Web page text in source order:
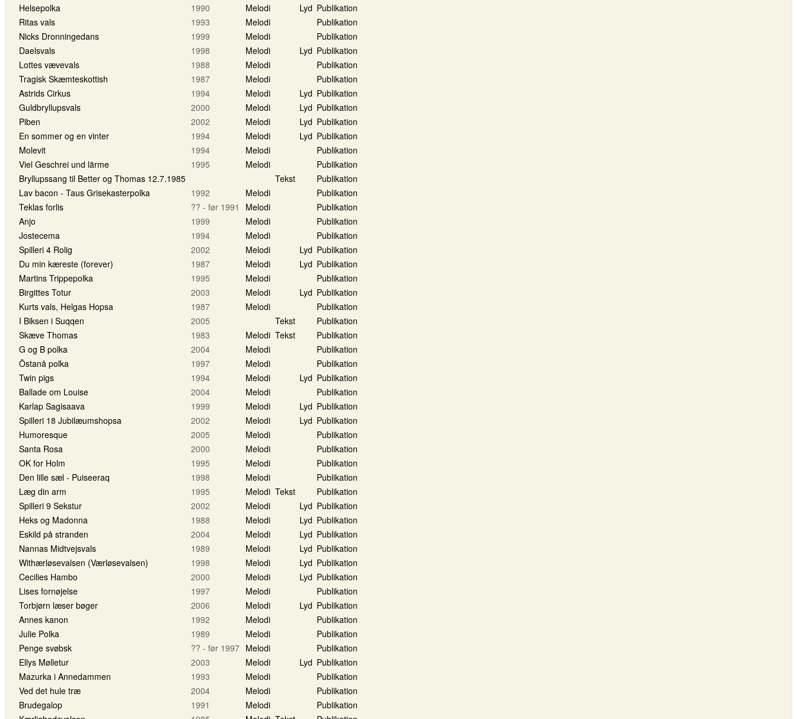
Helsepolka
1990 Melodi Lyd Publikation
Ritas vals
1993 Melodi
Publikation
Nicks Dronningedans
1999 Melodi
Publikation
Daelsvals
1998 Melodi Lyd Publikation
Lottes vævevals
1988 Melodi
Publikation
Tragisk Skæmteskottish
1987 Melodi
Publikation
Astrids Cirkus
1994 Melodi Lyd Publikation
Guldbryllupsvals
2000 Melodi Lyd Publikation
Piben
2002 Melodi Lyd Publikation
En sommer og en vinter
1994 Melodi Lyd Publikation
Molevit
1994 Melodi
Publikation
Viel Geschrei und lärme
1995 Melodi
Publikation
Bryllupssang til Better og Thomas 12.7.1985
Tekst
Publikation
Lav bacon - Taus Grisekasterpolka
1992 Melodi
Publikation
Teklas forlis
?? - før 1991 Melodi
Publikation
Anjo
1999 Melodi
Publikation
Jostecema
1994 Melodi
Publikation
Spilleri 4 Rolig
2002 Melodi Lyd Publikation
Du min kæreste (forever)
1987 Melodi Lyd Publikation
Martins Trippepolka
1995 Melodi
Publikation
Birgittes Totur
2003 Melodi Lyd Publikation
Kurts vals, Helgas Hopsa
1987 Melodi
Publikation
I Biksen i Suqqen
2005 Tekst
Publikation
Skæve Thomas
1983 Melodi Tekst
Publikation
G og B polka
2004 Melodi
Publikation
Östanå polka
1997 Melodi
Publikation
Twin pigs
1994 Melodi Lyd Publikation
Ballade om Louise
2004 Melodi
Publikation
Karlap Sagisaava
1999 Melodi Lyd Publikation
Spilleri 18 Jubilæumshopsa
2002 Melodi Lyd Publikation
Humoresque
2005 Melodi
Publikation
Santa Rosa
2000 Melodi
Publikation
OK for Holm
1995 Melodi
Publikation
Den lille sæl - Puiseeraq
1998 Melodi
Publikation
Læg din arm
1995 Melodi Tekst
Publikation
Spilleri 9 Sekstur
2002 Melodi Lyd Publikation
Heks og Madonna
1988 Melodi Lyd Publikation
Eskild på stranden
2004 Melodi Lyd Publikation
Nannas Midtvejsvals
1989 Melodi Lyd Publikation
Withærløsevalsen (Værløsevalsen)
1998 Melodi Lyd Publikation
Cecilies Hambo
2000 Melodi Lyd Publikation
Lises fornøjelse
1997 Melodi
Publikation
Torbjørn læser bøger
2006 Melodi Lyd Publikation
Annes kanon
1992 Melodi
Publikation
Julie Polka
1989 Melodi
Publikation
Penge svøbsk
?? - før 1997 Melodi
Publikation
Ellys Mølletur
2003 Melodi Lyd Publikation
Mazurka i Annedammen
1993 Melodi
Publikation
Ved det hule træ
2004 Melodi
Publikation
Brudegalop
1991 Melodi
Publikation